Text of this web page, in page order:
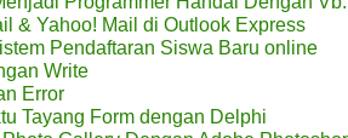
& Yahoo! Mail di Outlook Express
Pendaftaran Siswa Baru online
Write
Error
Tayang Form dengan Delphi